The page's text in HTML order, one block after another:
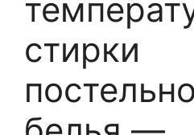
стирки